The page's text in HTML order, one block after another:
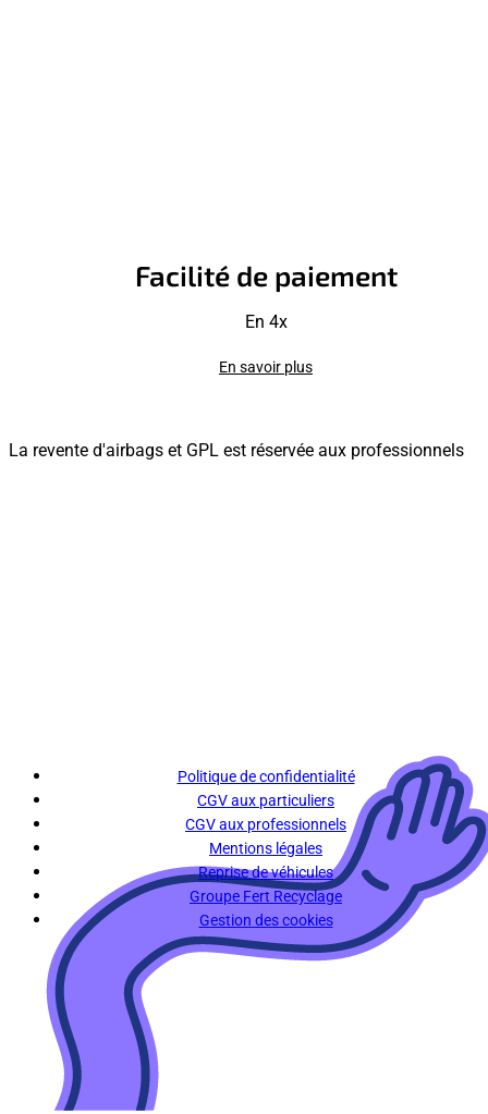
Facilité de paiement
En 4x
En savoir plus
La revente d'airbags et GPL est réservée aux professionnels
Politique de confidentialité
CGV aux particuliers
CGV aux professionnels
Mentions légales
Reprise de véhicules
Groupe Fert Recyclage
Gestion des cookies